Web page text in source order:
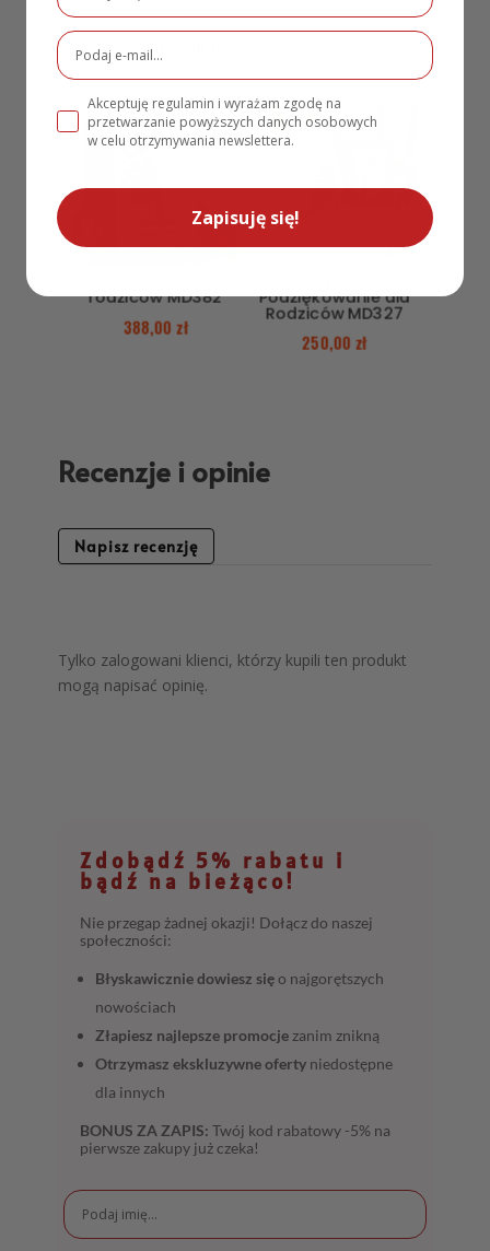
MD341
155,00 zł
rodziców MD382
388,00zł
Podziękowanie dla
Rodziców MD327
250,00 zł
Recenzje i opinie
Napisz recenzję
Tylko zalogowani klienci, którzy kupili ten produkt
mogą napisać opinię.
Zdobądź 5% rabatu i
bądź na bieżąco!
Nie przegap żadnej okazji! Dołącz do naszej
społeczności:
Błyskawicznie dowiesz sięo najgorętszych
nowościach
Złapiesz najlepsze promocje zanim znikną
Otrzymasz ekskluzywne oferty niedostępne
dla innych
BONUS ZA ZAPIS: Twój kod rabatowy -5% na
pierwsze zakupy już czeka!
Akceptuję regulamin i wyrażam zgodę na
przetwarzanie powyższych danych osobowych
w celu otrzymywania newslettera.
Zapisuję się!